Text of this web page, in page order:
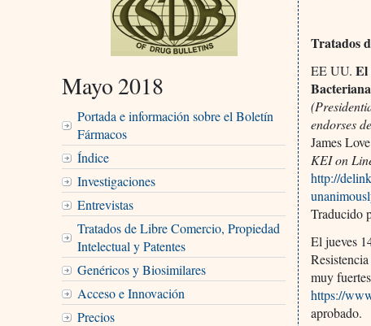
Mayo 2018
Portada e información sobre el Boletín
Fármacos
Índice
Investigaciones
Entrevistas
Tratados de Libre Comercio, Propiedad
Intelectual y Patentes
Genéricos y Biosimilares
Acceso e Innovación
Precios
Tratados
EE UU. El
endorses
James Love
KEI on
http://
Traducido
El jueves
muy
https://
aprobado.